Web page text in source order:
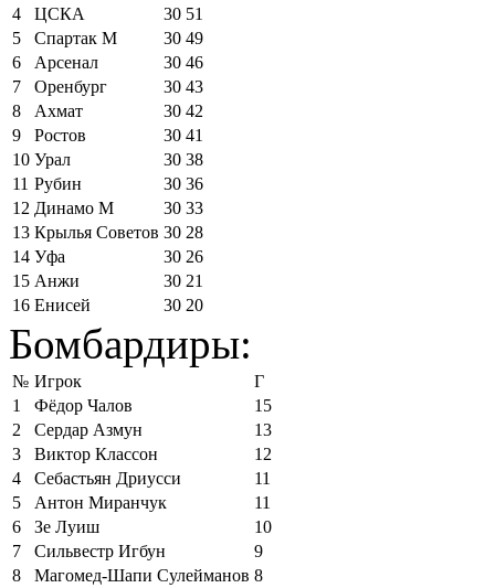
4
ЦСКА 30 51
5
Спартак М 30 49
6
Арсенал 30 46
7
Оренбург 30 43
8
Ахмат 30 42
9
Ростов 30 41
10 Урал 30 38
11 Рубин 30 36
12 Динамо М 30 33
13 Крылья Советов 30 28
14 Уфа 30 26
15 Анжи 30 21
16 Енисей 30 20
Бомбардиры:
№ Игрок
Г
1
Фёдор Чалов
15
2
Сердар Азмун
13
3
Виктор Классон
12
4
Себастьян Дриусси
11
5
Антон Миранчук
11
6
Зе Луиш
10
7
Сильвестр Игбун
9
8
Магомед-Шапи Сулейманов 8